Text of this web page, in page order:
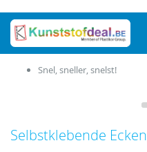
Ga
naar
inhoud
Snel, sneller, snelst!
Selbstklebende Ecken